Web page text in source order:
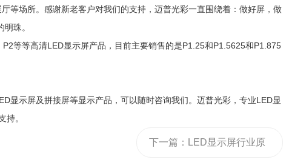
场所。感谢新老客户对我们的支持，迈普光彩一直围绕着：做好屏，做
珠。
等等高清LED显示屏产品，目前主要销售的是P1.25和P1.5625和P1.875
显示屏及拼接屏等显示产品，可以随时咨询我们。迈普光彩，专业LED显
持。
下一篇： LED显示屏行业原